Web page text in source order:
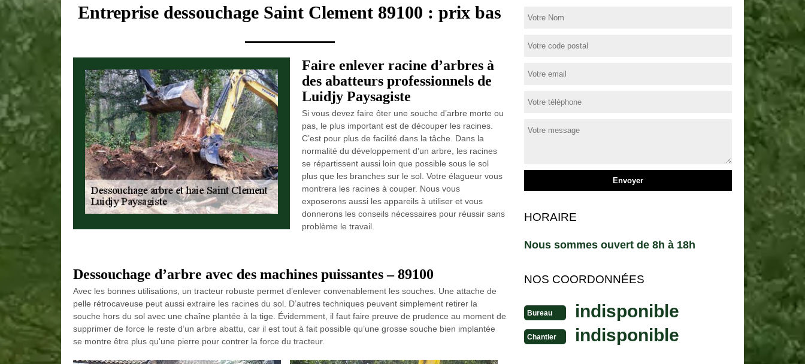
Entreprise dessouchage Saint Clement 89100 : prix bas
Faire enlever racine d’arbres à
des abatteurs professionnels de
Luidjy Paysagiste
Si vous devez faire ôter une souche d’arbre morte ou
pas, le plus important est de découper les racines.
C’est pour plus de facilité dans la tâche. Dans la
normalité du développement d’un arbre, les racines
se répartissent aussi loin que possible sous le sol
plus que les branches sur le sol. Votre élagueur vous
montrera les racines à couper. Nous vous
exposerons aussi les appareils à utiliser et vous
donnerons les conseils nécessaires pour réussir sans
problème le travail.
Dessouchage d’arbre avec des machines puissantes – 89100
Avec les bonnes utilisations, un tracteur robuste permet d’enlever convenablement les souches. Une attache de
pelle rétrocaveuse peut aussi extraire les racines du sol. D’autres techniques peuvent simplement retirer la
souche hors du sol avec une chaîne plantée à la tige. Évidemment, il faut faire preuve de prudence au moment de
supprimer de force le reste d’un arbre abattu, car il est tout à fait possible qu’une grosse souche bien implantée
se montre être plus qu'une pierre pour contrer la force du tracteur.
HORAIRE
Nous sommes ouvert de 8h à 18h
NOS COORDONNÉES
Bureau indisponible
Chantier indisponible